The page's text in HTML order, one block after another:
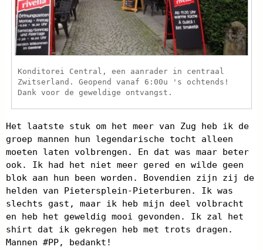
Konditorei Central, een aanrader in centraal
Zwitserland. Geopend vanaf 6:00u 's ochtends!
Dank voor de geweldige ontvangst.
Het laatste stuk om het meer van Zug heb ik de
groep mannen hun legendarische tocht alleen
moeten laten volbrengen. En dat was maar beter
ook. Ik had het niet meer gered en wilde geen
blok aan hun been worden. Bovendien zijn zij de
helden van Pietersplein-Pieterburen. Ik was
slechts gast, maar ik heb mijn deel volbracht
en heb het geweldig mooi gevonden. Ik zal het
shirt dat ik gekregen heb met trots dragen.
Mannen #PP, bedankt!